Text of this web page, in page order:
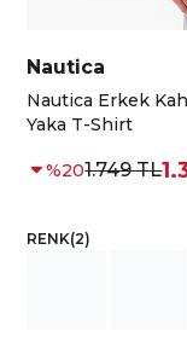
Nautica
Nautica Erkek
Yaka T-Shirt
%201.749 TL
RENK(2)